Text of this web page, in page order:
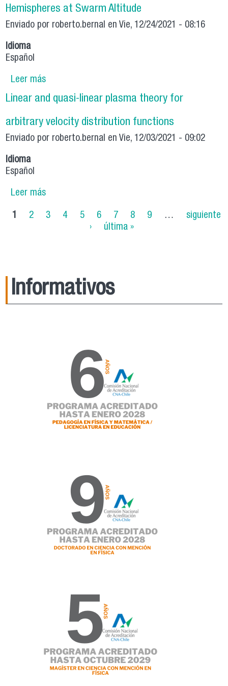
Hemispheres at Swarm Altitude
Enviado por roberto.bernal en Vie, 12/24/2021 - 08:16
Idioma
Español
Leer mássobre Multifractal Characteristics of
Geomagnetic Field Fluctuations for the
Northern and Southern Hemispheres at Swarm
Altitude
Linear and quasi-linear plasma theory for
arbitrary velocity distribution functions
Enviado por roberto.bernal en Vie, 12/03/2021 - 09:02
Idioma
Español
Leer mássobre Linear and quasi-linear plasma theory for
Páginas
1 2 3 4 5 6 7 8 9 …
siguiente
›
última »
Informativos